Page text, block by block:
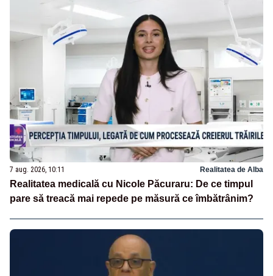
7 aug. 2026, 10:11 Realitatea de Alba
Realitatea medicală cu Nicole Păcuraru: De ce timpul
pare să treacă mai repede pe măsură ce îmbătrânim?